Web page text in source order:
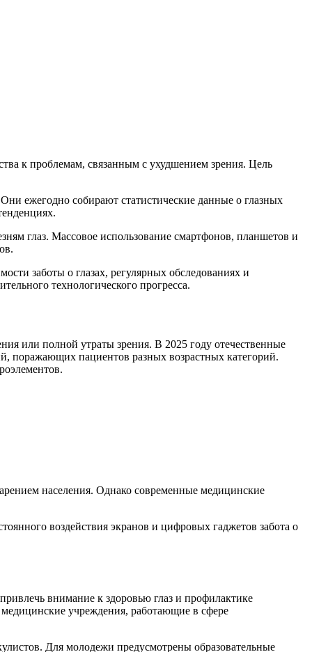
к проблемам, связанным с ухудшением зрения. Цель
ежегодно собирают статистические данные о глазных
глаз. Массовое использование смартфонов, планшетов и
заботы о глазах, регулярных обследованиях и
технологического прогресса.
или полной утраты зрения. В 2025 году отечественные
поражающих пациентов разных возрастных категорий.
населения. Однако современные медицинские
воздействия экранов и цифровых гаджетов забота о
внимание к здоровью глаз и профилактике
учреждения, работающие в сфере
Для молодежи предусмотрены образовательные